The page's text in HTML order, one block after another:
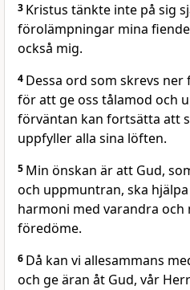
3 Kristus tänkte inte på sig
förolämpningar mina
också mig.
4 Dessa ord som skrevs
för att ge oss tålamod och
förväntan kan fortsätta att
uppfyller alla sina löften.
5 Min önskan är att Gud,
och uppmuntran, ska
harmoni med varandra och
föredöme.
6 Då kan vi allesammans
och ge äran åt Gud, vår